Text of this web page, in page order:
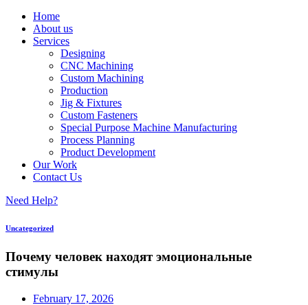
Home
About us
Services
Designing
CNC Machining
Custom Machining
Production
Jig & Fixtures
Custom Fasteners
Special Purpose Machine Manufacturing
Process Planning
Product Development
Our Work
Contact Us
Need Help?
Uncategorized
Почему человек находят эмоциональные
стимулы
February 17, 2026